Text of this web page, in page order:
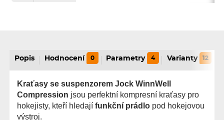
Popis Hodnocení 0 Parametry 4 Varianty 12
Kraťasy se suspenzorem Jock WinnWell
Compression jsou perfektní kompresní kraťasy pro
hokejisty, kteří hledajífunkční prádlo pod hokejovou
výstroj.